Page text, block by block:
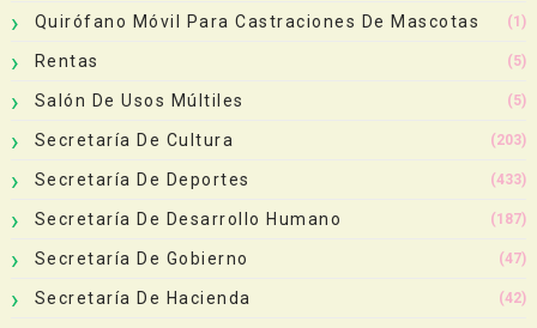
Quirófano Móvil Para Castraciones De Mascotas (1)
Rentas (5)
Salón De Usos Múltiles (5)
Secretaría De Cultura (203)
Secretaría De Deportes (433)
Secretaría De Desarrollo Humano (187)
Secretaría De Gobierno (47)
Secretaría De Hacienda (42)